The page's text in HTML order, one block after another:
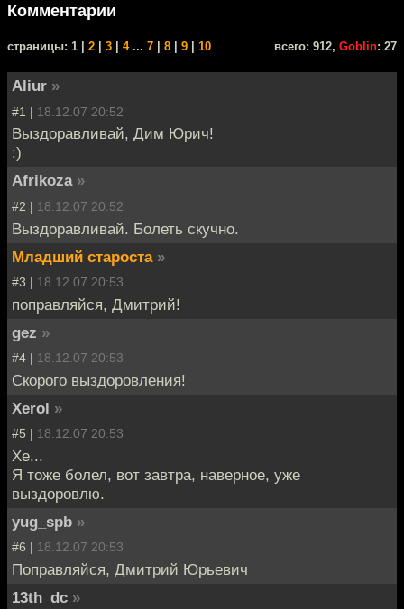
Комментарии
cтраницы: 1 | 2 3 4... 7 8 9 10 всего: 912, Goblin: 27
Aliur »
#1 | 18.12.07 20:52
Выздоравливай, Дим Юрич!
:)
Afrikoza »
#2 | 18.12.07 20:52
Выздоравливай. Болеть скучно.
Младший староста »
#3 | 18.12.07 20:53
поправляйся, Дмитрий!
gez »
#4 | 18.12.07 20:53
Скорого выздоровления!
Xerol »
#5 | 18.12.07 20:53
Хе...
Я тоже болел, вот завтра, наверное, уже
выздоровлю.
yug_spb »
#6 | 18.12.07 20:53
Поправляйся, Дмитрий Юрьевич
13th_dc »